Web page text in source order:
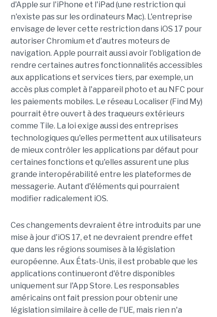
d'Apple sur l'iPhone et l'iPad (une restriction qui
n'existe pas sur les ordinateurs Mac). L'entreprise
envisage de lever cette restriction dans iOS 17 pour
autoriser Chromium et d'autres moteurs de
navigation. Apple pourrait aussi avoir l'obligation de
rendre certaines autres fonctionnalités accessibles
aux applications et services tiers, par exemple, un
accès plus complet à l'appareil photo et au NFC pour
les paiements mobiles. Le réseau Localiser (Find My)
pourrait être ouvert à des traqueurs extérieurs
comme Tile. La loi exige aussi des entreprises
technologiques qu'elles permettent aux utilisateurs
de mieux contrôler les applications par défaut pour
certaines fonctions et qu'elles assurent une plus
grande interopérabilité entre les plateformes de
messagerie. Autant d'éléments qui pourraient
modifier radicalement iOS.
Ces changements devraient être introduits par une
mise à jour d'iOS 17, et ne devraient prendre effet
que dans les régions soumises à la législation
européenne. Aux États-Unis, il est probable que les
applications continueront d'être disponibles
uniquement sur l'App Store. Les responsables
américains ont fait pression pour obtenir une
législation similaire à celle de l'UE, mais rien n'a